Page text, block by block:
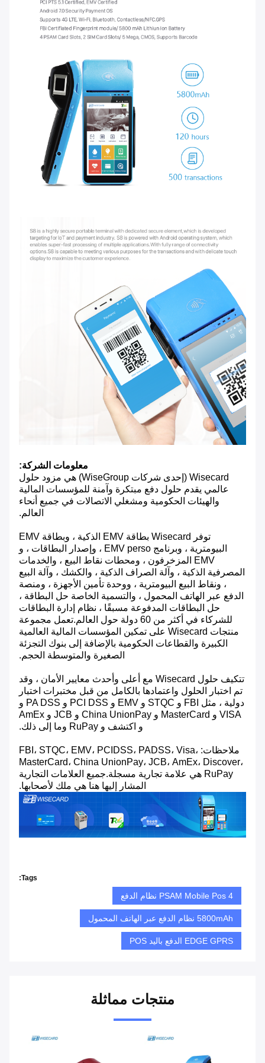
معلومات الشركة:
Wisecard (إحدى شركات WiseGroup) هي مزود حلول
عالمي يقدم حلول دفع مبتكرة وآمنة للمؤسسات المالية
والهيئات الحكومية ومشغلي الاتصالات في جميع أنحاء
العالم.
توفر Wisecard بطاقة EMV الذكية ، وبطاقة EMV
البيومترية ، وبرنامج EMV perso ، وإصدار البطاقات ، و
EMV المزخرفون ، ومحطات نقاط البيع ، والخدمات
المصرفية الذكية ، وآلة الصراف الذكية ، والكشك ، وآلة البيع
، ونقاط البيع البيومترية ، ووحدة تأمين الأجهزة ، ومنصة
الدفع عبر الهاتف المحمول ، والتسمية الخاصة حل البطاقة ،
حل البطاقات المدفوعة مسبقًا ، نظام إدارة البطاقات
للشركاء في أكثر من 60 دولة حول العالم.تعمل مجموعة
منتجات Wisecard على تمكين المؤسسات المالية العالمية
الكبيرة والقطاعات الحكومية بالإضافة إلى بنوك التجزئة
الصغيرة والمتوسطة الحجم.
تتكيف حلول Wisecard مع أعلى وأحدث معايير الأمان ، وقد
تم اختبار الحلول واعتمادها بالكامل من قبل مختبرات اختبار
دولية ، مثل FBI و STQC و EMV و PCI DSS و PA DSS و
VISA و MasterCard و China UnionPay و JCB و AmEx
و اكتشف و RuPay وما إلى ذلك.
ملاحظات: FBI، STQC، EMV، PCIDSS، PADSS، Visa،
MasterCard، China UnionPay، JCB، AmEx، Discover،
RuPay هي علامة تجارية مسجلة.جميع العلامات التجارية
المشار إليها هنا هي ملك لأصحابها.
Tags:
4 PSAM Mobile Pos نظام الدفع
5800mAh نظام الدفع عبر الهاتف المحمول
EDGE GPRS الدفع باليد POS
منتجات مماثلة